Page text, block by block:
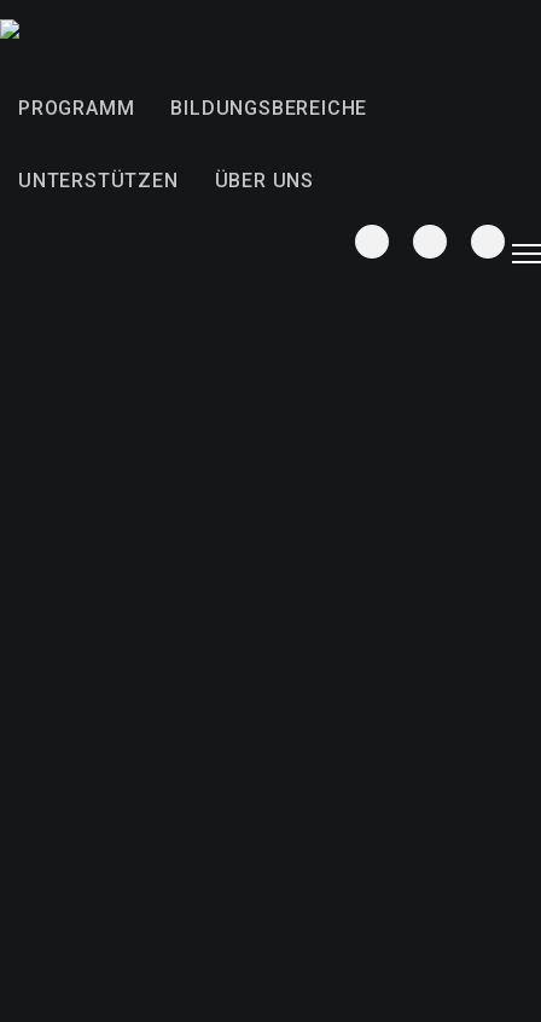
PROGRAMM BILDUNGSBEREICHE
UNTERSTÜTZEN ÜBER UNS